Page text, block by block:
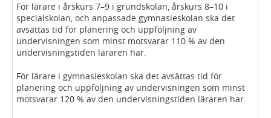
För lärare i årskurs 7–9 i grundskolan, årskurs 8–10 i
specialskolan, och anpassade gymnasieskolan ska det
avsättas tid för planering och uppföljning av
undervisningen som minst motsvarar 110 % av den
undervisningstiden läraren har.
För lärare i gymnasieskolan ska det avsättas tid för
planering och uppföljning av undervisningen som minst
motsvarar 120 % av den undervisningstiden läraren har.